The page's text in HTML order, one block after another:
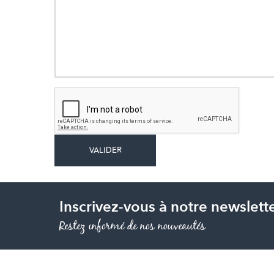
Inscrivez-vous à notre
Restez informé de nos nouveautés